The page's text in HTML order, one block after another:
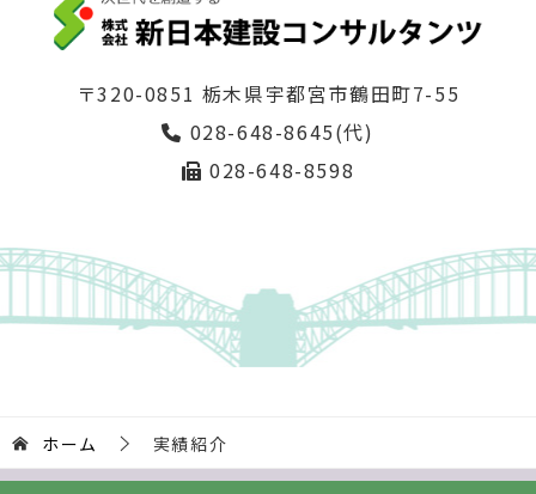
〒320-0851 栃木県宇都宮市鶴田町7-55
028-648-8645(代)
028-648-8598
ホーム 実績紹介